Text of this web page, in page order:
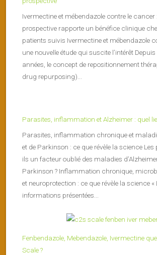
Ivermectine et mébendazole contre le cancer
prospective rapporte un bénéfice clinique
patients suivis Ivermectine et mébendazole
une nouvelle étude qui suscite l’intérêt
années, le concept de repositionnement
drug repurposing)...
Parasites, inflammation et Alzheimer : quel
Parasites, inflammation chronique et
et de Parkinson : ce que révèle la science
ils un facteur oublié des maladies
Parkinson ? Inflammation chronique,
et neuroprotection : ce que révèle la science «
informations présentées...
Fenbendazole, Mebendazole, Ivermectine
Scale ?